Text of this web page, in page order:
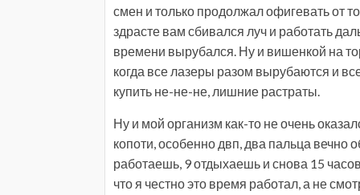
смен и только продолжал офигевать от
здрасте вам сбивался луч и работать
времени вырубался. Ну и вишенкой на
когда все лазеры разом вырубаются и
купить не-не-не, лишние растраты.
Ну и мой организм как-то не очень
копоти, особенно двп, два пальца вечно
работаешь, 9 отдыхаешь и снова 15
что я честно это время работал, а не